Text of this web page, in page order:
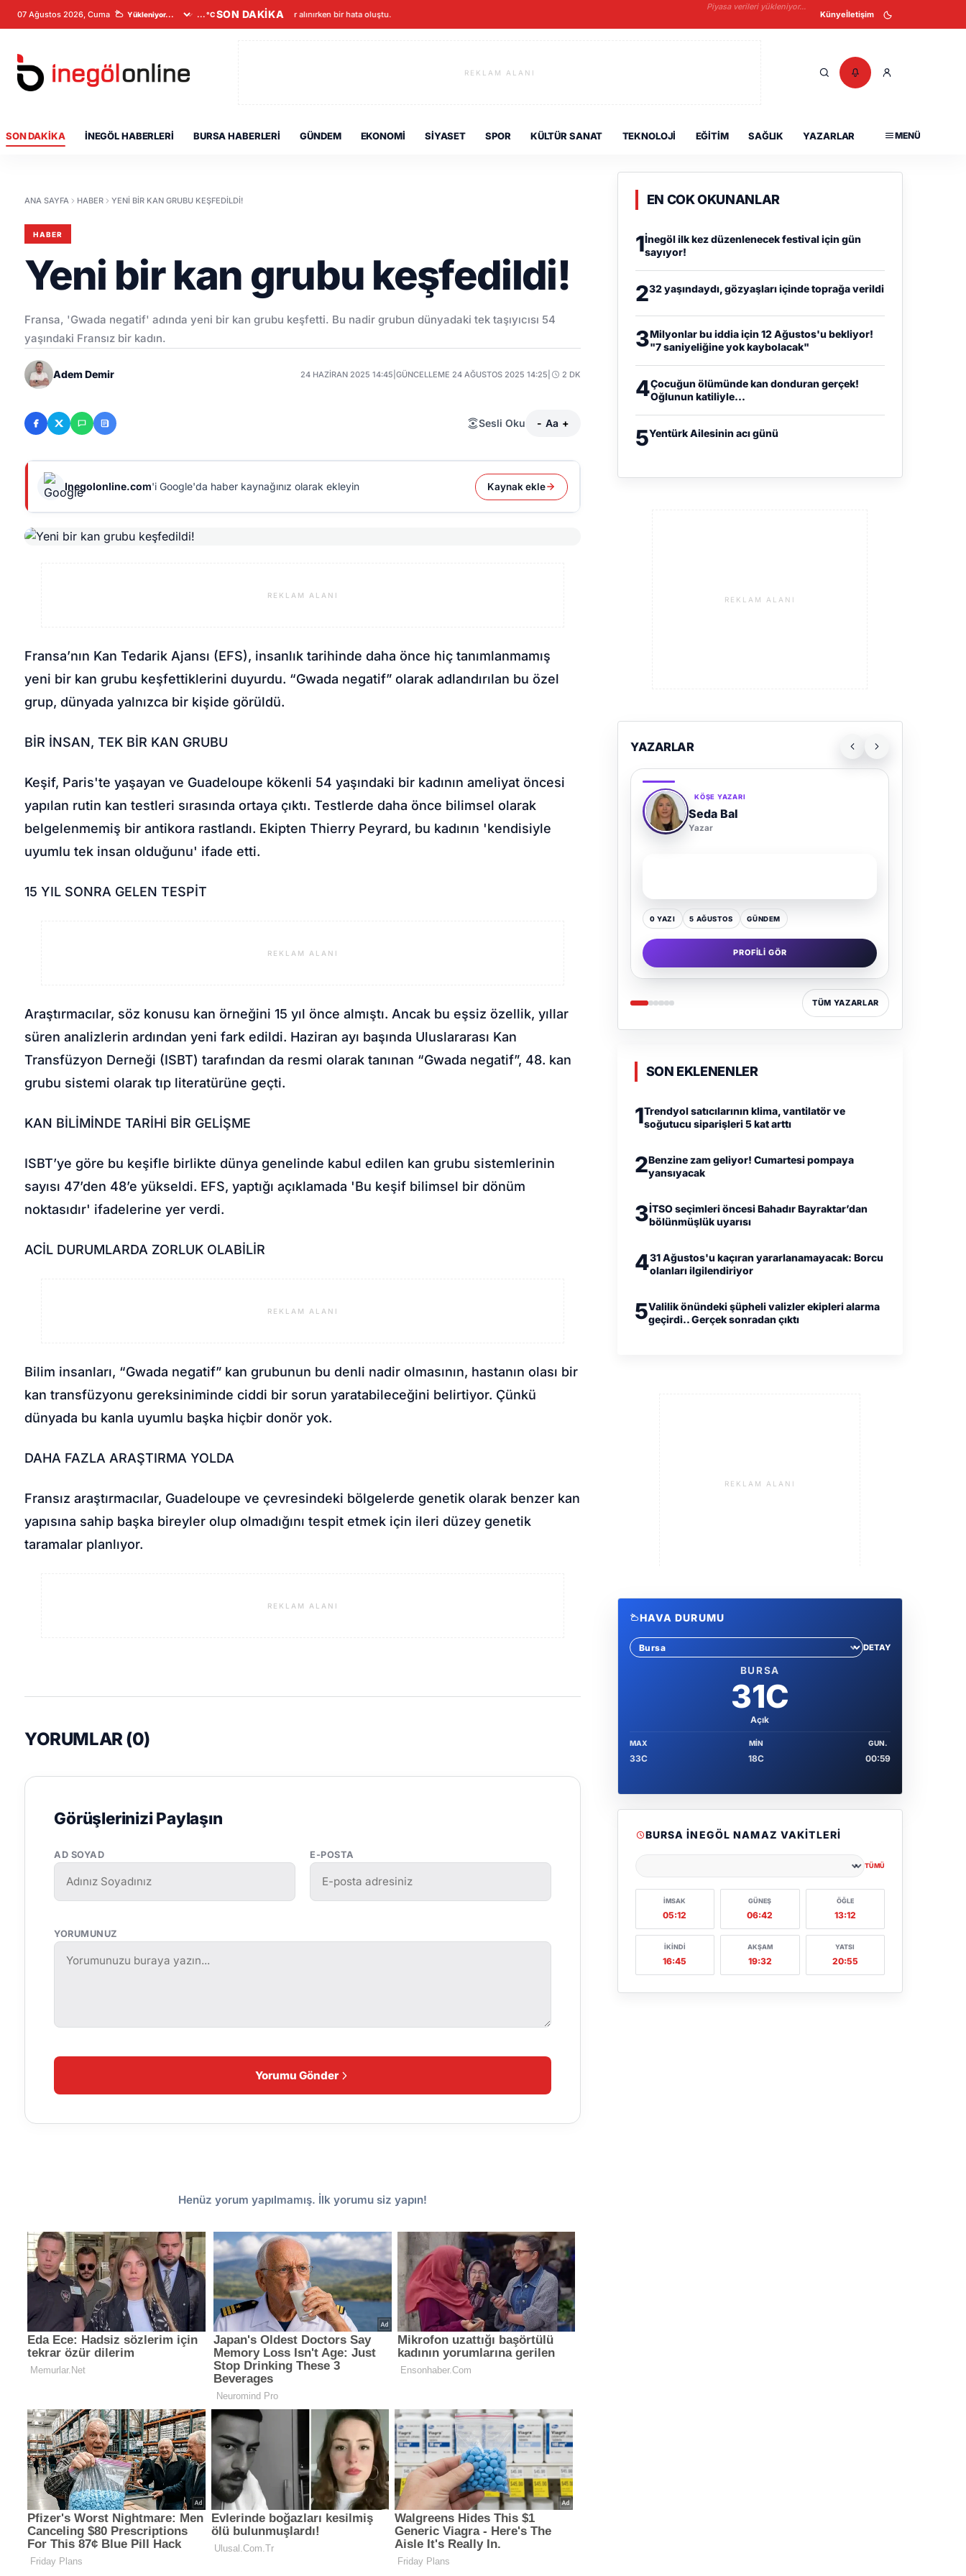
07 Ağustos 2026, Cuma ...°CSON DAKİKAVeriler alınırken bir hata oluştu.
Piyasa verileri yükleniyor...
Künyeİletişim
REKLAM ALANI
SON DAKIKA İNEGÖL HABERLERI BURSA HABERLERI GÜNDEM EKONOMI SIYASET SPOR KÜLTÜR SANAT TEKNOLOJI EĞITIM SAĞLIK YAZARLAR MENÜ
ANA SAYFA HABER YENI BIR KAN GRUBU KEŞFEDILDI!
HABER
Yeni bir kan grubu keşfedildi!
Fransa, 'Gwada negatif' adında yeni bir kan grubu keşfetti. Bu nadir grubun dünyadaki tek taşıyıcısı 54
yaşındaki Fransız bir kadın.
Adem Demir 24 HAZIRAN 2025 14:45 |GÜNCELLEME 24 AĞUSTOS 2025 14:25 2 DK
Sesli Oku - Aa +
Inegolonline.com'i Google'da haber kaynağınız olarak ekleyin Kaynak ekle
REKLAM ALANI
Fransa’nın Kan Tedarik Ajansı (EFS), insanlık tarihinde daha önce hiç tanımlanmamış
yeni bir kan grubu keşfettiklerini duyurdu. “Gwada negatif” olarak adlandırılan bu özel
grup, dünyada yalnızca bir kişide görüldü.
BİR İNSAN, TEK BİR KAN GRUBU
Keşif, Paris'te yaşayan ve Guadeloupe kökenli 54 yaşındaki bir kadının ameliyat öncesi
yapılan rutin kan testleri sırasında ortaya çıktı. Testlerde daha önce bilimsel olarak
belgelenmemiş bir antikora rastlandı. Ekipten Thierry Peyrard, bu kadının 'kendisiyle
uyumlu tek insan olduğunu' ifade etti.
15 YIL SONRA GELEN TESPİT
REKLAM ALANI
Araştırmacılar, söz konusu kan örneğini 15 yıl önce almıştı. Ancak bu eşsiz özellik, yıllar
süren analizlerin ardından yeni fark edildi. Haziran ayı başında Uluslararası Kan
Transfüzyon Derneği (ISBT) tarafından da resmi olarak tanınan “Gwada negatif”, 48. kan
grubu sistemi olarak tıp literatürüne geçti.
KAN BİLİMİNDE TARİHİ BİR GELİŞME
ISBT’ye göre bu keşifle birlikte dünya genelinde kabul edilen kan grubu sistemlerinin
sayısı 47’den 48’e yükseldi. EFS, yaptığı açıklamada 'Bu keşif bilimsel bir dönüm
noktasıdır' ifadelerine yer verdi.
ACİL DURUMLARDA ZORLUK OLABİLİR
REKLAM ALANI
Bilim insanları, “Gwada negatif” kan grubunun bu denli nadir olmasının, hastanın olası bir
kan transfüzyonu gereksiniminde ciddi bir sorun yaratabileceğini belirtiyor. Çünkü
dünyada bu kanla uyumlu başka hiçbir donör yok.
DAHA FAZLA ARAŞTIRMA YOLDA
Fransız araştırmacılar, Guadeloupe ve çevresindeki bölgelerde genetik olarak benzer kan
yapısına sahip başka bireyler olup olmadığını tespit etmek için ileri düzey genetik
taramalar planlıyor.
REKLAM ALANI
YORUMLAR (0)
Görüşlerinizi Paylaşın
AD SOYAD E-POSTA
YORUMUNUZ
Yorumu Gönder
Henüz yorum yapılmamış. İlk yorumu siz yapın!
EN COK OKUNANLAR
1İnegöl ilk kez düzenlenecek festival için gün
sayıyor!
232 yaşındaydı, gözyaşları içinde toprağa verildi
3Milyonlar bu iddia için 12 Ağustos'u bekliyor!
"7 saniyeliğine yok kaybolacak"
4Çocuğun ölümünde kan donduran gerçek!
Oğlunun katiliyle...
5Yentürk Ailesinin acı günü
REKLAM ALANI
YAZARLAR
KÖŞE YAZARI
Seda Bal
Yazar
0 YAZI 5 AĞUSTOS GÜNDEM
PROFILI GÖR
TÜM YAZARLAR
SON EKLENENLER
1Trendyol satıcılarının klima, vantilatör ve
soğutucu siparişleri 5 kat arttı
2Benzine zam geliyor! Cumartesi pompaya
yansıyacak
3İTSO seçimleri öncesi Bahadır Bayraktar’dan
bölünmüşlük uyarısı
431 Ağustos'u kaçıran yararlanamayacak: Borcu
olanları ilgilendiriyor
5Valilik önündeki şüpheli valizler ekipleri alarma
geçirdi.. Gerçek sonradan çıktı
REKLAM ALANI
HAVA DURUMU
Sehir sec
DETAY
BURSA
31C
Açık
MAX
33C
MIN
18C
GUN.
00:59
BURSA İNEGÖL NAMAZ VAKITLERI
TÜMÜ
İMSAK
05:12
GÜNEŞ
06:42
ÖĞLE
13:12
İKINDI
16:45
AKŞAM
19:32
YATSI
20:55